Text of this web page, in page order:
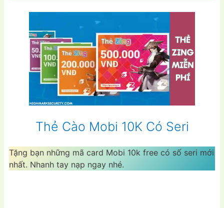
Thẻ Cào Mobi 10K Có Seri
Tặng bạn những mã card Mobi 10k free có số seri mới
nhất. Nhanh tay nạp ngay nhé.